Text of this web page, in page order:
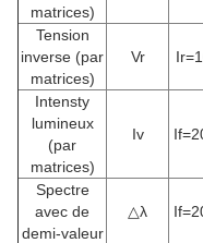
matrices)
Tension
inverse (par
matrices)
Vr
Intensty
lumineux
(par
matrices)
Iv
Spectre
avec de
demi-valeur
△λ